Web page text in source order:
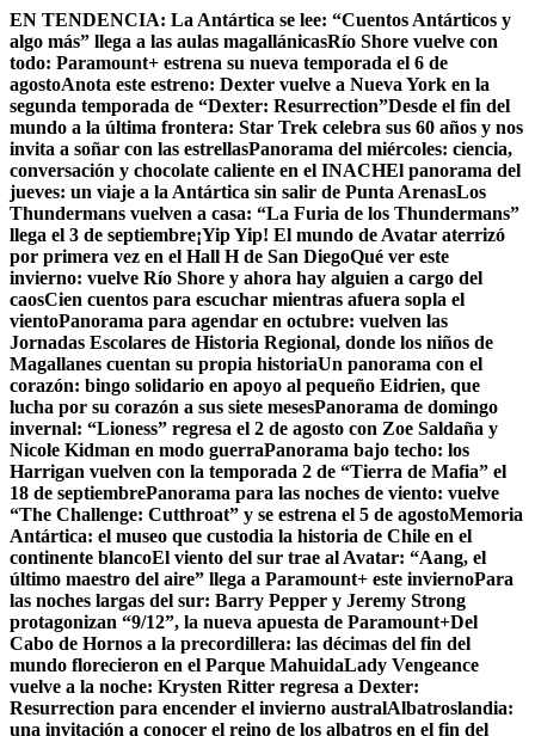
Skip
to
content
EN TENDENCIA: La Antártica se lee: “Cuentos Antárticos y
algo más” llega a las aulas magallánicasRío Shore vuelve con
todo: Paramount+ estrena su nueva temporada el 6 de
agostoAnota este estreno: Dexter vuelve a Nueva York en la
segunda temporada de “Dexter: Resurrection”Desde el fin del
mundo a la última frontera: Star Trek celebra sus 60 años y nos
invita a soñar con las estrellasPanorama del miércoles: ciencia,
conversación y chocolate caliente en el INACHEl panorama del
jueves: un viaje a la Antártica sin salir de Punta ArenasLos
Thundermans vuelven a casa: “La Furia de los Thundermans”
llega el 3 de septiembre¡Yip Yip! El mundo de Avatar aterrizó
por primera vez en el Hall H de San DiegoQué ver este
invierno: vuelve Río Shore y ahora hay alguien a cargo del
caosCien cuentos para escuchar mientras afuera sopla el
vientoPanorama para agendar en octubre: vuelven las
Jornadas Escolares de Historia Regional, donde los niños de
Magallanes cuentan su propia historiaUn panorama con el
corazón: bingo solidario en apoyo al pequeño Eidrien, que
lucha por su corazón a sus siete mesesPanorama de domingo
invernal: “Lioness” regresa el 2 de agosto con Zoe Saldaña y
Nicole Kidman en modo guerraPanorama bajo techo: los
Harrigan vuelven con la temporada 2 de “Tierra de Mafia” el
18 de septiembrePanorama para las noches de viento: vuelve
“The Challenge: Cutthroat” y se estrena el 5 de agostoMemoria
Antártica: el museo que custodia la historia de Chile en el
continente blancoEl viento del sur trae al Avatar: “Aang, el
último maestro del aire” llega a Paramount+ este inviernoPara
las noches largas del sur: Barry Pepper y Jeremy Strong
protagonizan “9/12”, la nueva apuesta de Paramount+Del
Cabo de Hornos a la precordillera: las décimas del fin del
mundo florecieron en el Parque MahuidaLady Vengeance
vuelve a la noche: Krysten Ritter regresa a Dexter:
Resurrection para encender el invierno australAlbatroslandia:
una invitación a conocer el reino de los albatros en el fin del